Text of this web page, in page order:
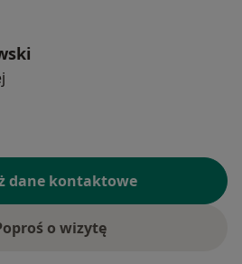
dane kontaktowe
o wizytę